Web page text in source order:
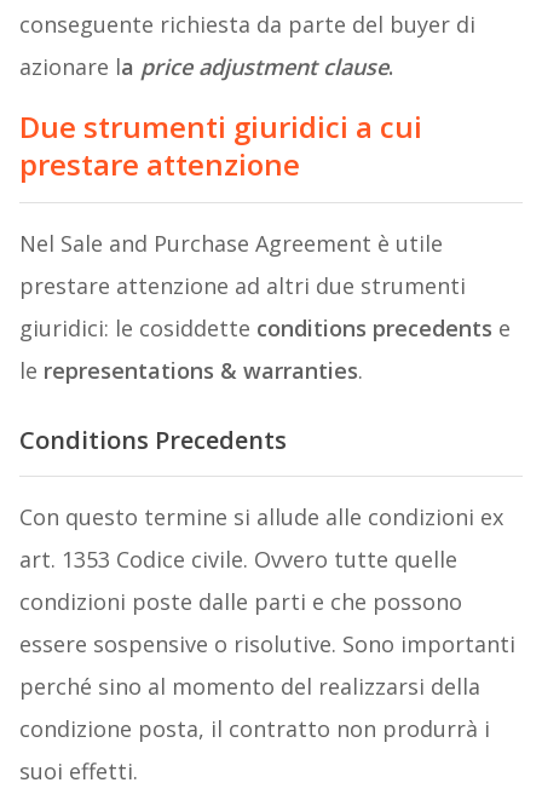
conseguente richiesta da parte del buyer di
azionare la price adjustment clause.
Due strumenti giuridici a cui
prestare attenzione
Nel Sale and Purchase Agreement è utile
prestare attenzione ad altri due strumenti
giuridici: le cosiddette conditions precedents e
le representations & warranties.
Conditions Precedents
Con questo termine si allude alle condizioni ex
art. 1353 Codice civile. Ovvero tutte quelle
condizioni poste dalle parti e che possono
essere sospensive o risolutive. Sono importanti
perché sino al momento del realizzarsi della
condizione posta, il contratto non produrrà i
suoi effetti.